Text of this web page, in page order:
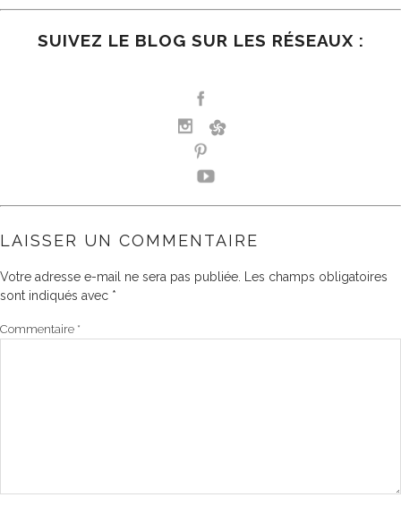
SUIVEZ LE BLOG SUR LES RÉSEAUX :
LAISSER UN COMMENTAIRE
Votre adresse e-mail ne sera pas publiée. Les champs obligatoires
sont indiqués avec *
Commentaire *